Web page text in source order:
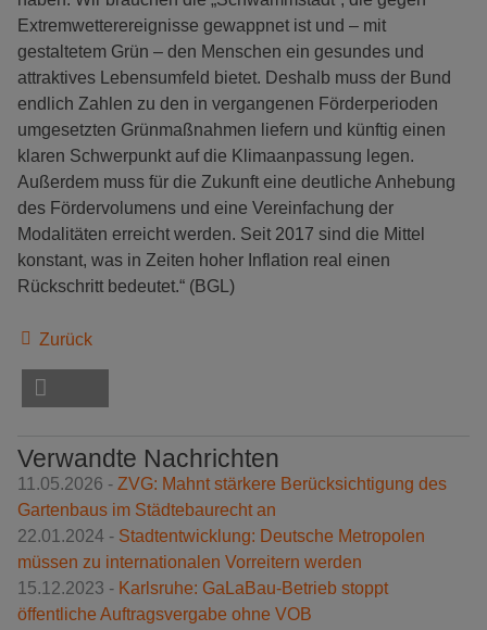
Extremwetterereignisse gewappnet ist und – mit
gestaltetem Grün – den Menschen ein gesundes und
attraktives Lebensumfeld bietet. Deshalb muss der Bund
endlich Zahlen zu den in vergangenen Förderperioden
umgesetzten Grünmaßnahmen liefern und künftig einen
klaren Schwerpunkt auf die Klimaanpassung legen.
Außerdem muss für die Zukunft eine deutliche Anhebung
des Fördervolumens und eine Vereinfachung der
Modalitäten erreicht werden. Seit 2017 sind die Mittel
konstant, was in Zeiten hoher Inflation real einen
Rückschritt bedeutet.“ (BGL)
Zurück
Verwandte Nachrichten
11.05.2026 - ZVG: Mahnt stärkere Berücksichtigung des
Gartenbaus im Städtebaurecht an
22.01.2024 - Stadtentwicklung: Deutsche Metropolen
müssen zu internationalen Vorreitern werden
15.12.2023 - Karlsruhe: GaLaBau-Betrieb stoppt
öffentliche Auftragsvergabe ohne VOB